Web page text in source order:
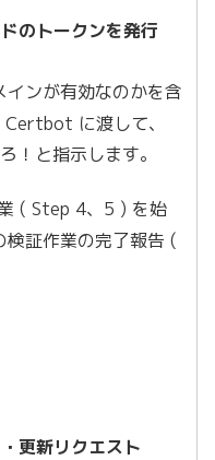
のトークンを発行
インが有効なのかを含
に渡して、
！と指示します。
( Step 4、5 ) を始
検証作業の完了報告 (
更新リクエスト